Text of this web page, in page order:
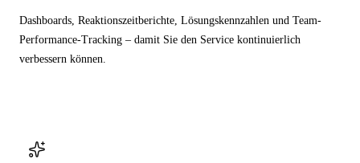
Dashboards, Reaktionszeitberichte, Lösungskennzahlen und Team-
Performance-Tracking – damit Sie den Service kontinuierlich
verbessern können.